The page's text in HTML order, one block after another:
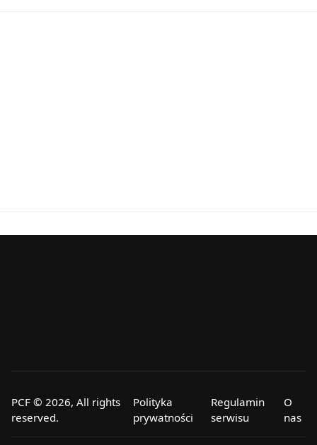
PCF © 2026, All rights
reserved.
Polityka
prywatności
Regulamin
serwisu
O
nas